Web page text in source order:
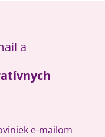
a
e-mailom